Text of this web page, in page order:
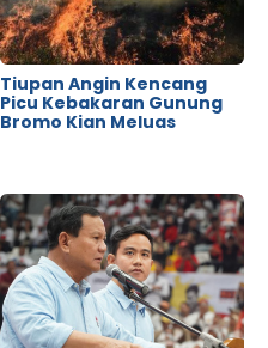
Tiupan Angin Kencang
Picu Kebakaran Gunung
Bromo Kian Meluas